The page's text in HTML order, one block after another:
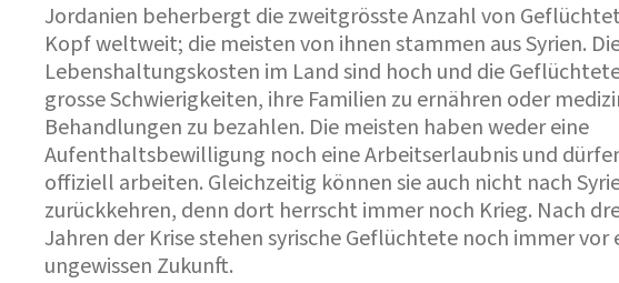
Jordanien beherbergt die zweitgrösste Anzahl von
Kopf weltweit; die meisten von ihnen stammen aus Syrien.
Lebenshaltungskosten im Land sind hoch und die
grosse Schwierigkeiten, ihre Familien zu ernähren oder
Behandlungen zu bezahlen. Die meisten haben weder eine
Aufenthaltsbewilligung noch eine Arbeitserlaubnis und
offiziell arbeiten. Gleichzeitig können sie auch nicht nach
zurückkehren, denn dort herrscht immer noch Krieg. Nach
Jahren der Krise stehen syrische Geflüchtete noch immer vor
ungewissen Zukunft.